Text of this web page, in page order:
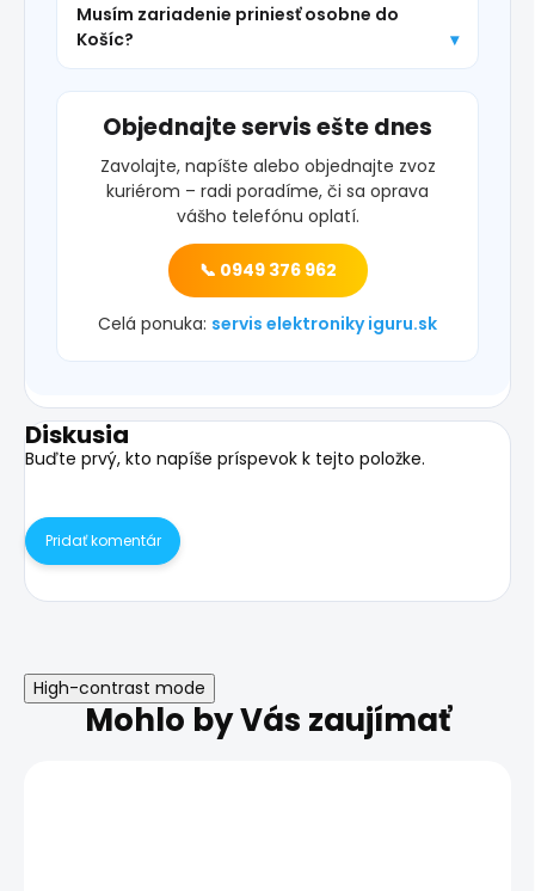
Musím zariadenie priniesť osobne do
Košíc?
Objednajte servis ešte dnes
Zavolajte, napíšte alebo objednajte zvoz
kuriérom – radi poradíme, či sa oprava
vášho telefónu oplatí.
📞 0949 376 962
Celá ponuka: servis elektroniky iguru.sk
Diskusia
Buďte prvý, kto napíše príspevok k tejto položke.
Pridať komentár
High-contrast mode
Mohlo by Vás zaujímať